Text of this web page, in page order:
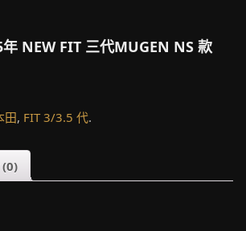
NEW FIT 三代MUGEN NS 款
田, FIT 3/3.5 代.